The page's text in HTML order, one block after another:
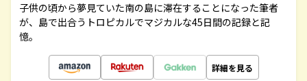
子供の頃から夢見ていた南の島に滞在することになった筆者
が、島で出合うトロピカルでマジカルな45日間の記録と記
憶。
詳細を見る